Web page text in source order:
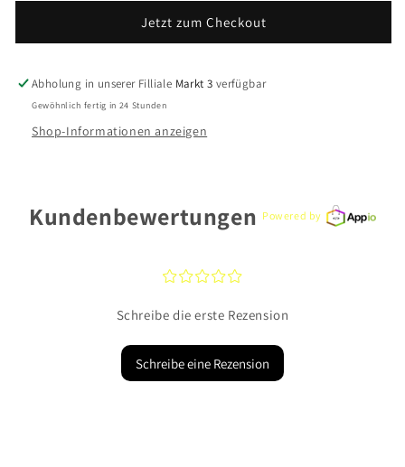
333
BROFA330/42
333
Jetzt zum Checkout
Abholung in unserer Filliale Markt 3 verfügbar
Gewöhnlich fertig in 24 Stunden
Shop-Informationen anzeigen
Kundenbewertungen Powered by
¤¤¤¤¤
Schreibe die erste Rezension
Schreibe eine Rezension